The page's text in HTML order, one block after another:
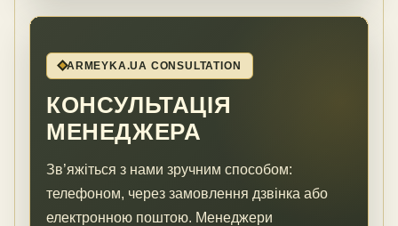
ARMEYKA.UA CONSULTATION
КОНСУЛЬТАЦІЯ
МЕНЕДЖЕРА
Зв’яжіться з нами зручним способом:
телефоном, через замовлення дзвінка або
електронною поштою. Менеджери